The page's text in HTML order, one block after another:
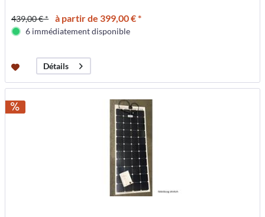
439,00 € * à partir de 399,00 € *
6 immédiatement disponible
Détails